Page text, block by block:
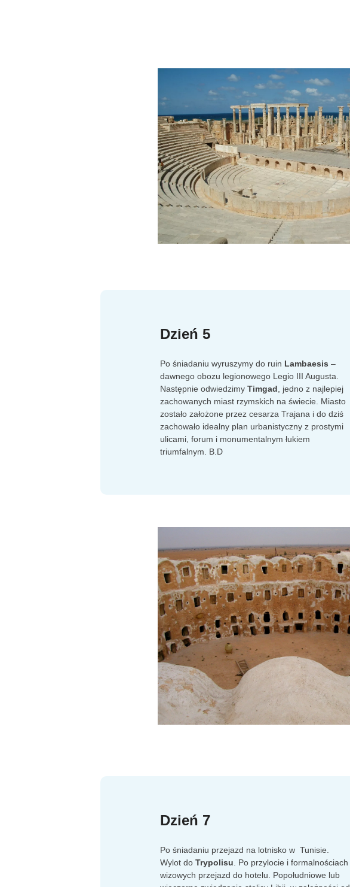
Dzień 5
Po śniadaniu wyruszymy do ruin Lambaesis –
dawnego obozu legionowego Legio III Augusta.
Następnie odwiedzimy Timgad , jedno z najlepiej
zachowanych miast rzymskich na świecie. Miasto
zostało założone przez cesarza Trajana i do dziś
zachowało idealny plan urbanistyczny z prostymi
ulicami, forum i monumentalnym łukiem
triumfalnym. B.D
Dzień 7
Po śniadaniu przejazd na lotnisko w Tunisie.
Wylot do Trypolisu . Po przylocie i formalnościach
wizowych przejazd do hotelu. Popołudniowe lub